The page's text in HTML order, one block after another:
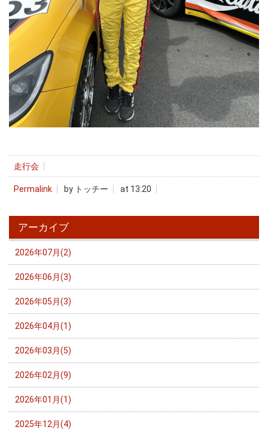
走行会
Permalink by トッチー at 13:20
アーカイブ
2026年07月(2)
2026年06月(3)
2026年05月(3)
2026年04月(1)
2026年03月(5)
2026年02月(9)
2026年01月(1)
2025年12月(4)